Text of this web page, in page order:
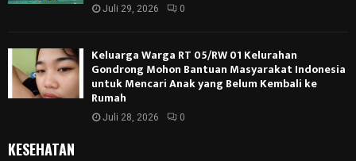
Juli 29, 2026 0
Keluarga Warga RT 05/RW 01 Kelurahan
Gondrong Mohon Bantuan Masyarakat Indonesia
untuk Mencari Anak yang Belum Kembali ke
Rumah
Juli 28, 2026 0
KESEHATAN